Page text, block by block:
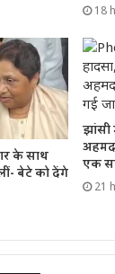
18
के साथ
बेटे को देंगे एक
21